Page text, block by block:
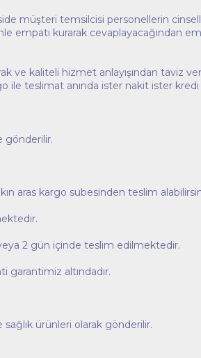
müşteri temsilcisi personellerin
empati kurarak cevaplayacağından
ve kaliteli hizmet anlayışından taviz
teslimat anında ister nakit ister kredi
gönderilir.
aras kargo subesinden teslim
2 gün içinde teslim edilmektedir.
garantimiz altındadır.
ürünleri olarak gönderilir.